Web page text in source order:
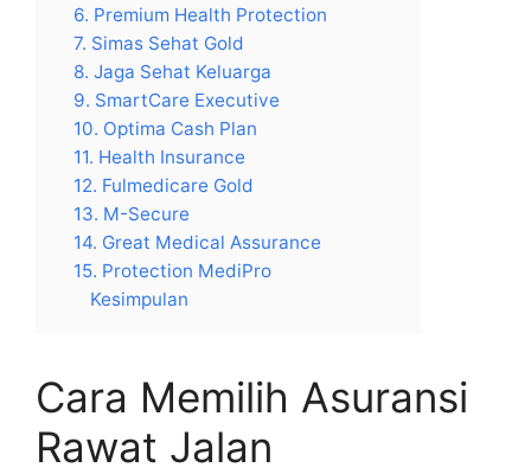
6. Premium Health Protection
7. Simas Sehat Gold
8. Jaga Sehat Keluarga
9. SmartCare Executive
10. Optima Cash Plan
11. Health Insurance
12. Fulmedicare Gold
13. M-Secure
14. Great Medical Assurance
15. Protection MediPro
Kesimpulan
Cara Memilih Asuransi
Rawat Jalan